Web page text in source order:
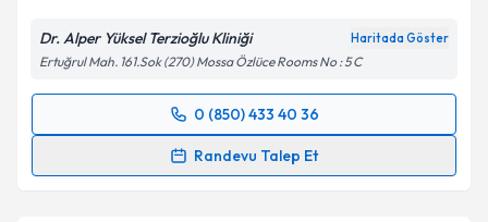
Dr. Alper Yüksel Terzioğlu Kliniği Haritada Göster
Ertuğrul Mah. 161.Sok (270) Mossa Özlüce Rooms No : 5 C
0 (850) 433 40 36
Randevu Talep Et
Randevu Takvimi Talebi